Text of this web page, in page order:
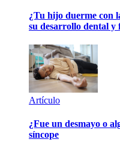
¿Tu hijo duerme con
su desarrollo dental y
Artículo
¿Fue un desmayo o
síncope